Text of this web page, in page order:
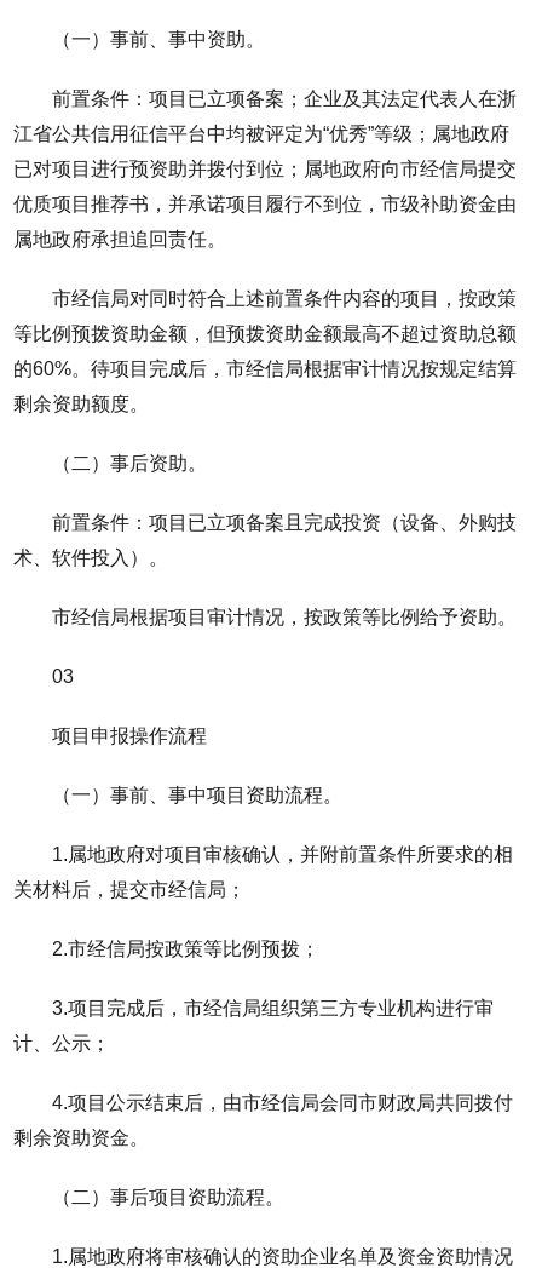
（一）事前、事中资助。
前置条件：项目已立项备案；企业及其法定代表人在浙
江省公共信用征信平台中均被评定为“优秀”等级；属地政府
已对项目进行预资助并拨付到位；属地政府向市经信局提交
优质项目推荐书，并承诺项目履行不到位，市级补助资金由
属地政府承担追回责任。
市经信局对同时符合上述前置条件内容的项目，按政策
等比例预拨资助金额，但预拨资助金额最高不超过资助总额
的60%。待项目完成后，市经信局根据审计情况按规定结算
剩余资助额度。
（二）事后资助。
前置条件：项目已立项备案且完成投资（设备、外购技
术、软件投入）。
市经信局根据项目审计情况，按政策等比例给予资助。
03
项目申报操作流程
（一）事前、事中项目资助流程。
1.属地政府对项目审核确认，并附前置条件所要求的相
关材料后，提交市经信局；
2.市经信局按政策等比例预拨；
3.项目完成后，市经信局组织第三方专业机构进行审
计、公示；
4.项目公示结束后，由市经信局会同市财政局共同拨付
剩余资助资金。
（二）事后项目资助流程。
1.属地政府将审核确认的资助企业名单及资金资助情况